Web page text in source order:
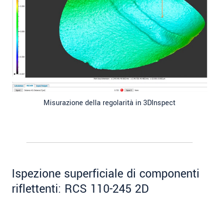
Misurazione della regolarità in 3DInspect
Ispezione superficiale di componenti
riflettenti: RCS 110-245 2D